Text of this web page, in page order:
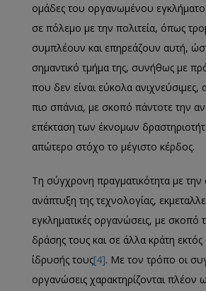
ομάδες του οργανωμένου
σε πόλεμο με την πολιτεία, όπως
συμπλέουν και επηρεάζουν αυτή,
σημαντικό τμήμα της, συνήθως με
που δεν είναι εύκολα ανιχνεύσιμες,
πιο σπάνια, με σκοπό πάντοτε την
επέκταση των έκνομων
απώτερο στόχο το μέγιστο κέρδος.
Τη σύγχρονη πραγματικότητα με
ανάπτυξη της τεχνολογίας,
εγκληματικές οργανώσεις, με σκοπό
δράσης τους και σε άλλα κράτη
ίδρυσής τους[4]. Με τον τρόπο οι
οργανώσεις χαρακτηρίζονται πλέον